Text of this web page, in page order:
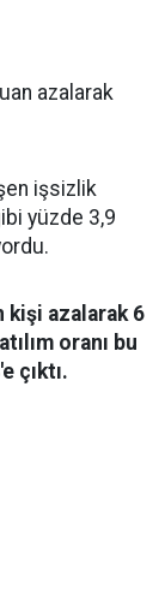
azalarak
işsizlik
yüzde 3,9
kişi azalarak 6
oranı bu
çıktı.